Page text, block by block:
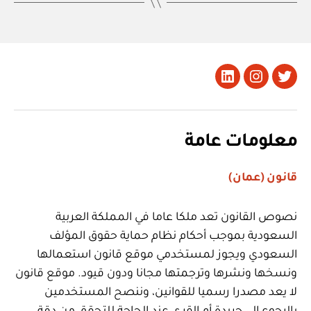
تويتر Instagram
LinkedIn
معلومات عامة
قانون (عمان)
نصوص القانون تعد ملكا عاما في المملكة العربية
السعودية بموجب أحكام نظام حماية حقوق المؤلف
السعودي ويجوز لمستخدمي موقع قانون استعمالها
ونسخها ونشرها وترجمتها مجانا ودون قيود. موقع قانون
لا يعد مصدرا رسميا للقوانين، وننصح المستخدمين